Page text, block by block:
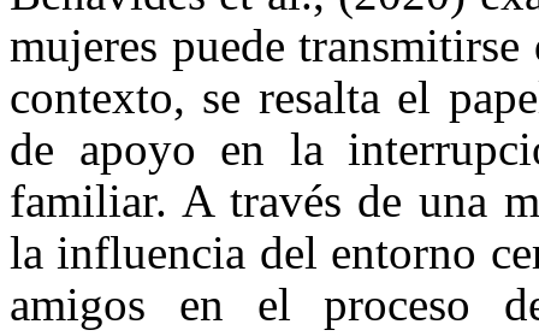
mujeres puede
contexto, se resalta el
de apoyo en la
familiar. A través de una
la influencia del entorno
amigos en el proceso